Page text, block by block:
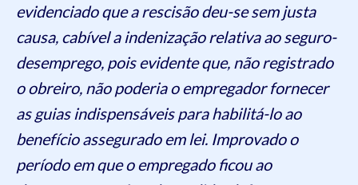
evidenciado que a rescisão deu-se sem justa
causa, cabível a indenização relativa ao seguro-
desemprego, pois evidente que, não registrado
o obreiro, não poderia o empregador fornecer
as guias indispensáveis para habilitá-lo ao
benefício assegurado em lei. Improvado o
período em que o empregado ficou ao